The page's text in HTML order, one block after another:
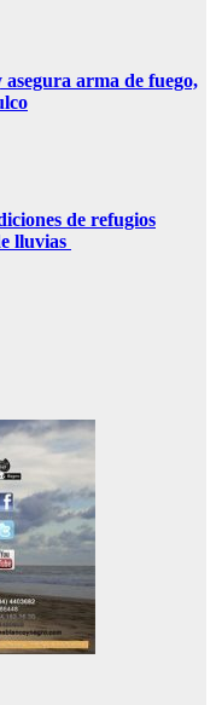
asegura arma de fuego,
de refugios
lluvias